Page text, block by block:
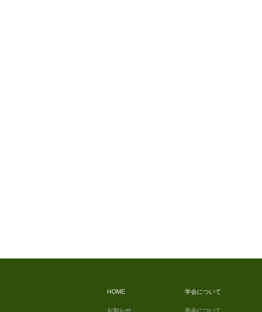
HOME
お知らせ
学会について
学会について